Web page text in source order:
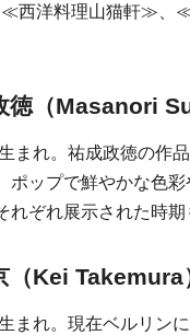
西洋料理山猫軒≫、
徳（Masanori
まれ。祐成政徳の作
ポップで鮮やかな色
れぞれ展示された時
（Kei Takemura
まれ。現在ベルリン